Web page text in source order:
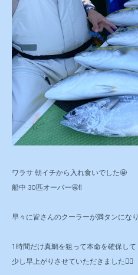
ワラサ 朝イチから入れ食いでした🤩
船中 30匹オーバー🤩‼️
早々に皆さんのクーラーが満タンになり
1時間だけ真鯛を狙って本命を確保して
少し早上がりさせていただきました🙆‍♂️